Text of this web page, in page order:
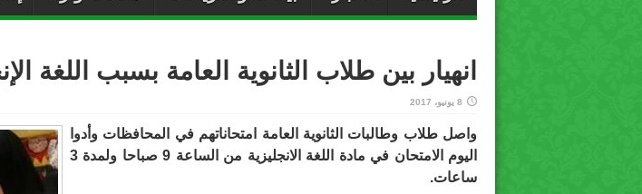
انهيار بين طلاب الثانوية العامة بسبب اللغة
8 يونيو، 2017
واصل طلاب وطالبات الثانوية العامة امتحاناتهم في المحافظات وأدوا
اليوم الامتحان في مادة اللغة الانجليزية من الساعة 9 صباحا ولمدة 3
ساعات.